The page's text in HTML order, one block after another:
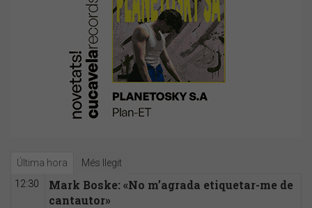
Última hora Més llegit
12:30
Mark Boske: «No m’agrada etiquetar-me de
cantautor»